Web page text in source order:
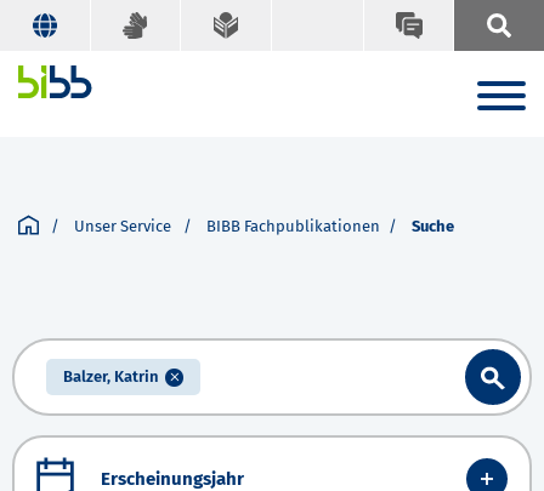
Unser Service BIBB Fachpublikationen Suche
Balzer, Katrin
Erscheinungsjahr